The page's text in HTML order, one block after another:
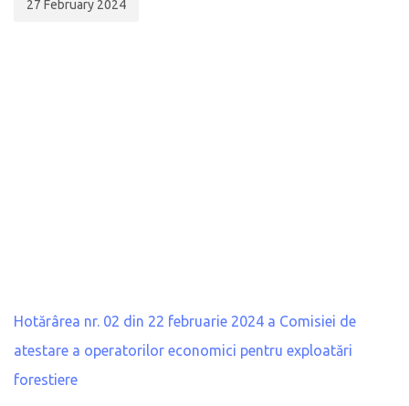
27 February 2024
Hotărârea nr. 02 din 22 februarie 2024 a Comisiei de
atestare a operatorilor economici pentru exploatări
forestiere